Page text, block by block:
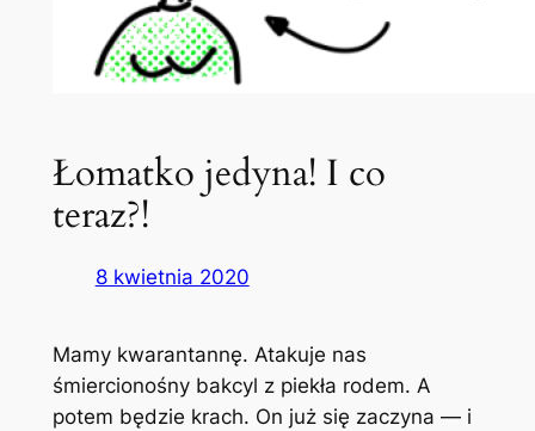
Łomatko jedyna! I co
teraz?!
8 kwietnia 2020
Mamy kwarantannę. Atakuje nas
śmiercionośny bakcyl z piekła rodem. A
potem będzie krach. On już się zaczyna — i